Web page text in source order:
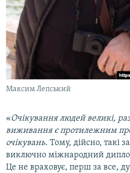
Максим Лепський
«Очікування людей великі,
виживання є протилежним
очікувань. Тому, дійсно, такі
виключно міжнародний
Це не враховує, перш за все,